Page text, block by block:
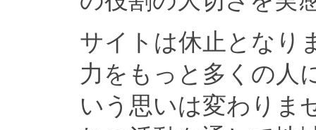
サイトは休止となり
力をもっと多くの人
いう思いは変わりま